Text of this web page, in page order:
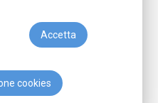
Accetta
cookies